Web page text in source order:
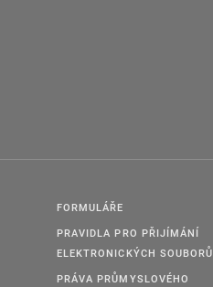
FORMULÁŘE
PRAVIDLA PRO PŘIJÍMÁNÍ
ELEKTRONICKÝCH SOUBORŮ
PRÁVA PRŮMYSLOVÉHO